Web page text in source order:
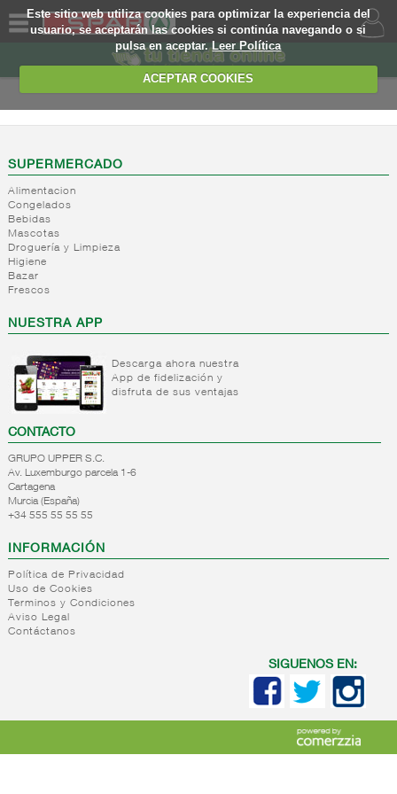
Este sitio web utiliza cookies para optimizar la experiencia del
usuario, se aceptarán las cookies si continúa navegando o si
pulsa en aceptar.Leer Política
ACEPTAR COOKIES
SOMOS
WEB
EJEMPLO
SUPERMERCADO
Alimentacion
Congelados
Bebidas
Mascotas
Droguería y Limpieza
Higiene
Bazar
Frescos
NUESTRA APP
Descarga ahora nuestra
App de fidelización y
disfruta de sus ventajas
CONTACTO
GRUPO UPPER S.C.
Av. Luxemburgo parcela 1-6
Cartagena
Murcia (España)
+34 555 55 55 55
INFORMACIÓN
Política de Privacidad
Uso de Cookies
Terminos y Condiciones
Aviso Legal
Contáctanos
SIGUENOS EN: